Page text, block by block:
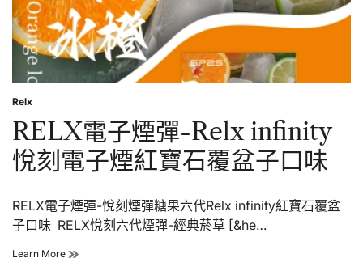
煙
鳳
梨
口
Posted
in
Relx
RELX電子煙彈-Relx infinity
悅刻電子煙紅寶石覆盆子口味
RELX電子煙彈-悅刻煙彈糖果六代Relx infinity紅寶石覆盆
子口味 RELX悅刻六代煙彈-經典菸草 [&he…
Learn More RELX